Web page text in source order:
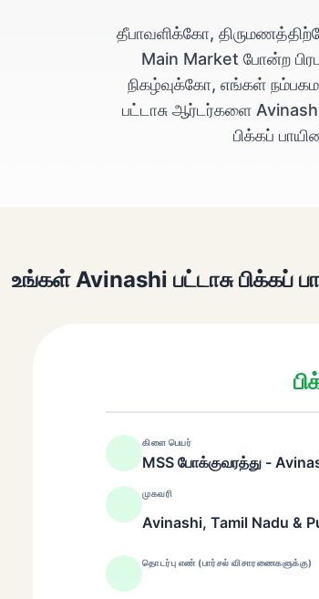
தீபாவளிக்கோ,
Main Market போன்ற
நிகழ்வுக்கோ, எங்கள்
பட்டாசு ஆர்டர்களை
பிக்கப்
உங்கள் Avinashi பட்டாசு பிக்கப்
கிளை பெயர்
MSS போக்குவரத்து -
முகவரி
Avinashi, Tamil Nadu &
தொடர்பு எண் (பார்சல் விசாரணைகளுக்கு)